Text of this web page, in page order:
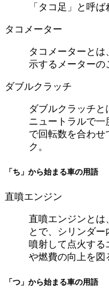
「タコ足」と呼ば
タコメーター
タコメーターと
示するメーターの
ダブルクラッチ
ダブルクラッチと
ニュートラルで一
で回転数を合わせ
ク。
「ち」から始まる車の用語
直噴エンジン
直噴エンジンとは
とで、シリンダ
噴射して点火する
や燃費の向上を図
「つ」から始まる車の用語